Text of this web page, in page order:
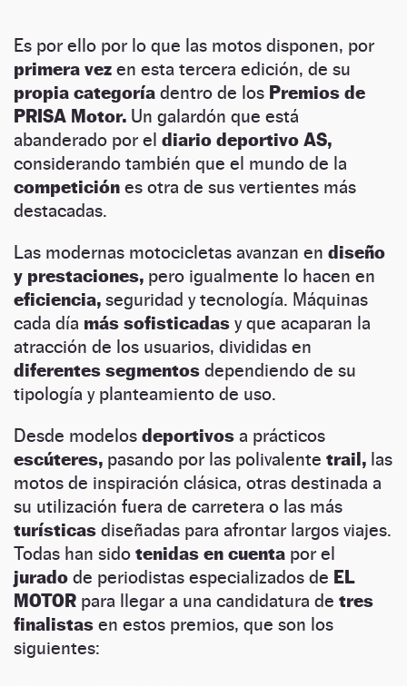
Es por ello por lo que las motos disponen, por
primera vez en esta tercera edición, de su
propia categoría dentro de los Premios de
PRISA Motor. Un galardón que está
abanderado por el diario deportivo AS,
considerando también que el mundo de la
competición es otra de sus vertientes más
destacadas.
Las modernas motocicletas avanzan en diseño
y prestaciones, pero igualmente lo hacen en
eficiencia, seguridad y tecnología. Máquinas
cada día más sofisticadas y que acaparan la
atracción de los usuarios, divididas en
diferentes segmentos dependiendo de su
tipología y planteamiento de uso.
Desde modelos deportivos a prácticos
escúteres, pasando por las polivalente trail, las
motos de inspiración clásica, otras destinada a
su utilización fuera de carretera o las más
turísticas diseñadas para afrontar largos viajes.
Todas han sido tenidas en cuenta por el
jurado de periodistas especializados de EL
MOTOR para llegar a una candidatura de tres
finalistas en estos premios, que son los
siguientes: